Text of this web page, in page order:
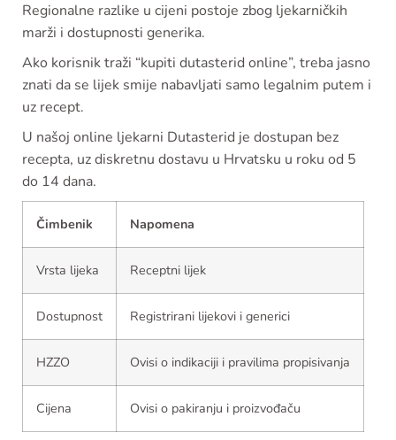
Regionalne razlike u cijeni postoje zbog ljekarničkih
marži i dostupnosti generika.
Ako korisnik traži “kupiti dutasterid online”, treba jasno
znati da se lijek smije nabavljati samo legalnim putem i
uz recept.
U našoj online ljekarni Dutasterid je dostupan bez
recepta, uz diskretnu dostavu u Hrvatsku u roku od 5
do 14 dana.
Čimbenik Napomena
Vrsta lijeka Receptni lijek
Dostupnost Registrirani lijekovi i generici
HZZO Ovisi o indikaciji i pravilima propisivanja
Cijena Ovisi o pakiranju i proizvođaču